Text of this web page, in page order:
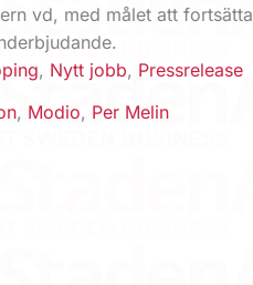
vd, med målet att fortsätta
, Nytt jobb, Pressrelease
, Modio, Per Melin